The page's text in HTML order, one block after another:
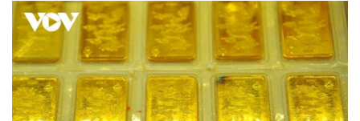
Văn học
Âm nhạc
Di sản
Thời trang
Sao Việt